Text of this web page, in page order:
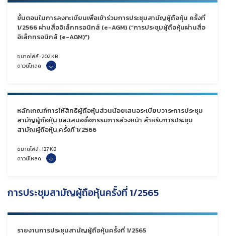
ขั้นตอนในการลงทะเบียนเพื่อเข้าร่วมการประชุมสามัญผู้ถือหุ้น ครั้งที่
1/2566 ผ่านสื่ออิเล็กทรอนิกส์ (e-AGM) (“การประชุมผู้ถือหุ้นผ่านสื่อ
อิเล็กทรอนิกส์ (e-AGM)”)
ขนาดไฟล์ : 202 KB
ดาวน์โหลด
หลักเกณฑ์การให้สิทธิผู้ถือหุ้นส่วนน้อยเสนอระเบียบวาระการประชุม
สามัญผู้ถือหุ้น และเสนอชื่อกรรมการล่วงหน้า สำหรับการประชุม
สามัญผู้ถือหุ้น ครั้งที่ 1/2566
ขนาดไฟล์ : 127 KB
ดาวน์โหลด
การประชุมสามัญผู้ถือหุ้นครั้งที่ 1/2565
รายงานการประชุมสามัญผู้ถือหุ้นครั้งที่ 1/2565